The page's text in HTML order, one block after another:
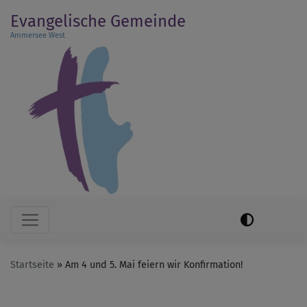
zum
Inhalt
Evangelische Gemeinde
Ammersee West
Hauptnavigation
Startseite Am 4 und 5. Mai feiern wir Konfirmation!